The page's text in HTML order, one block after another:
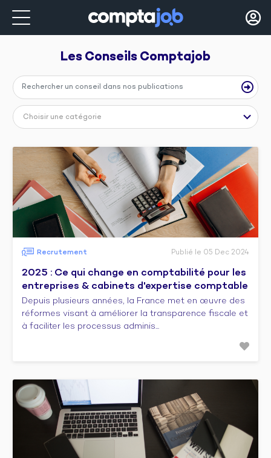
Les Conseils Comptajob
Choisir une catégorie
Recrutement Publié le 05 Dec 2024
2025 : Ce qui change en comptabilité pour les
entreprises & cabinets d'expertise comptable
Depuis plusieurs années, la France met en œuvre des
réformes visant à améliorer la transparence fiscale et
à faciliter les processus adminis...